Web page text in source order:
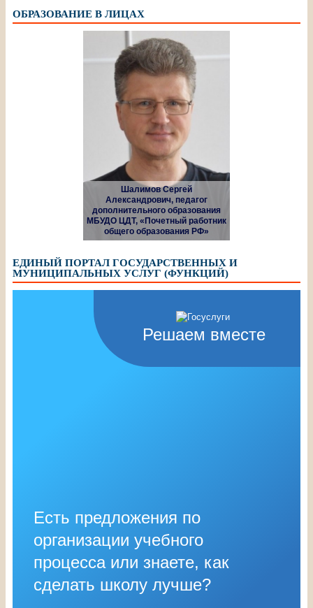
ОБРАЗОВАНИЕ В ЛИЦАХ
Шалимов Сергей
Александрович, педагог
дополнительного образования
МБУДО ЦДТ, «Почетный работник
общего образования РФ»
ЕДИНЫЙ ПОРТАЛ ГОСУДАРСТВЕННЫХ И
МУНИЦИПАЛЬНЫХ УСЛУГ (ФУНКЦИЙ)
Решаем вместе
Есть предложения по
организации учебного
процесса или знаете, как
сделать школу лучше?